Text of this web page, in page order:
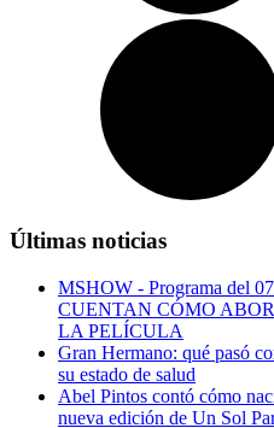
Últimas noticias
MSHOW - Programa del
CUENTAN CÓMO
LA PELÍCULA
Gran Hermano: qué pasó
su estado de salud
Abel Pintos contó cómo
nueva edición de Un Sol